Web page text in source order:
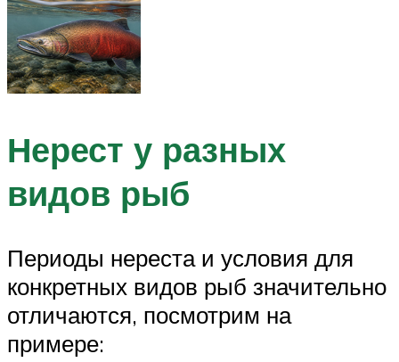
Нерест у разных
видов рыб
Периоды нереста и условия для
конкретных видов рыб значительно
отличаются, посмотрим на
примере: